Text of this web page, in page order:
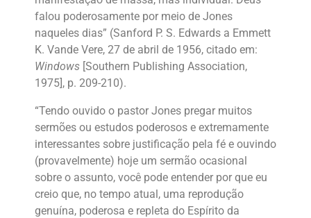
falou poderosamente por meio de Jones
naqueles dias” (Sanford P. S. Edwards a Emmett
K. Vande Vere, 27 de abril de 1956, citado em:
Windows [Southern Publishing Association,
1975], p. 209-210).
“Tendo ouvido o pastor Jones pregar muitos
sermões ou estudos poderosos e extremamente
interessantes sobre justificação pela fé e ouvindo
(provavelmente) hoje um sermão ocasional
sobre o assunto, você pode entender por que eu
creio que, no tempo atual, uma reprodução
genuína, poderosa e repleta do Espírito da